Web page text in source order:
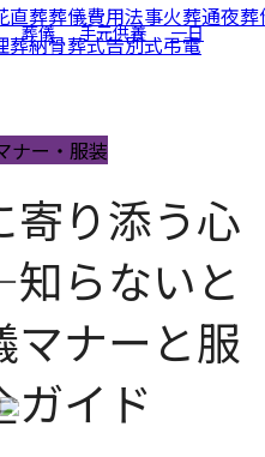
直葬葬儀費用法事火葬通夜葬
葬納骨葬式告別式弔電
葬儀 手元供養
一日
ナー・服装
寄り添う心
らないと
マナーと服
ガイド